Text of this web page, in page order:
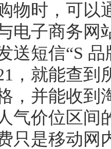
物时，可以
电子商务网
送短信“S
，就能查到
，并能收到
气价位区间
只是移动网